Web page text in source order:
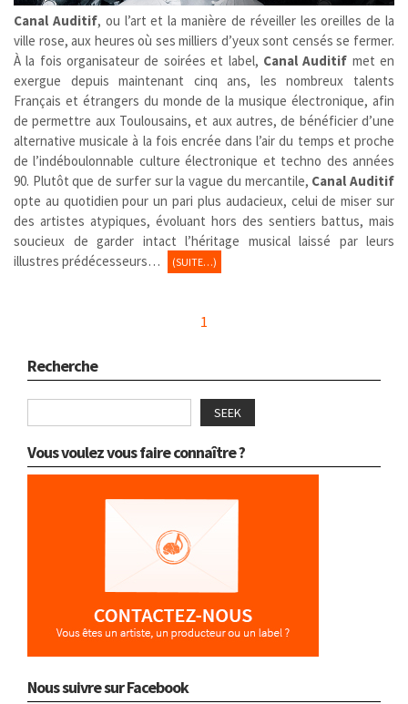
Canal Auditif, ou l’art et la manière de réveiller les oreilles de la
ville rose, aux heures où ses milliers d’yeux sont censés se fermer.
À la fois organisateur de soirées et label, Canal Auditif met en
exergue depuis maintenant cinq ans, les nombreux talents
Français et étrangers du monde de la musique électronique, afin
de permettre aux Toulousains, et aux autres, de bénéficier d’une
alternative musicale à la fois encrée dans l’air du temps et proche
de l’indéboulonnable culture électronique et techno des années
90. Plutôt que de surfer sur la vague du mercantile, Canal Auditif
opte au quotidien pour un pari plus audacieux, celui de miser sur
des artistes atypiques, évoluant hors des sentiers battus, mais
soucieux de garder intact l’héritage musical laissé par leurs
illustres prédécesseurs…
(SUITE…)
1
Recherche
SEEK
Vous voulez vous faire connaître ?
Nous suivre sur Facebook